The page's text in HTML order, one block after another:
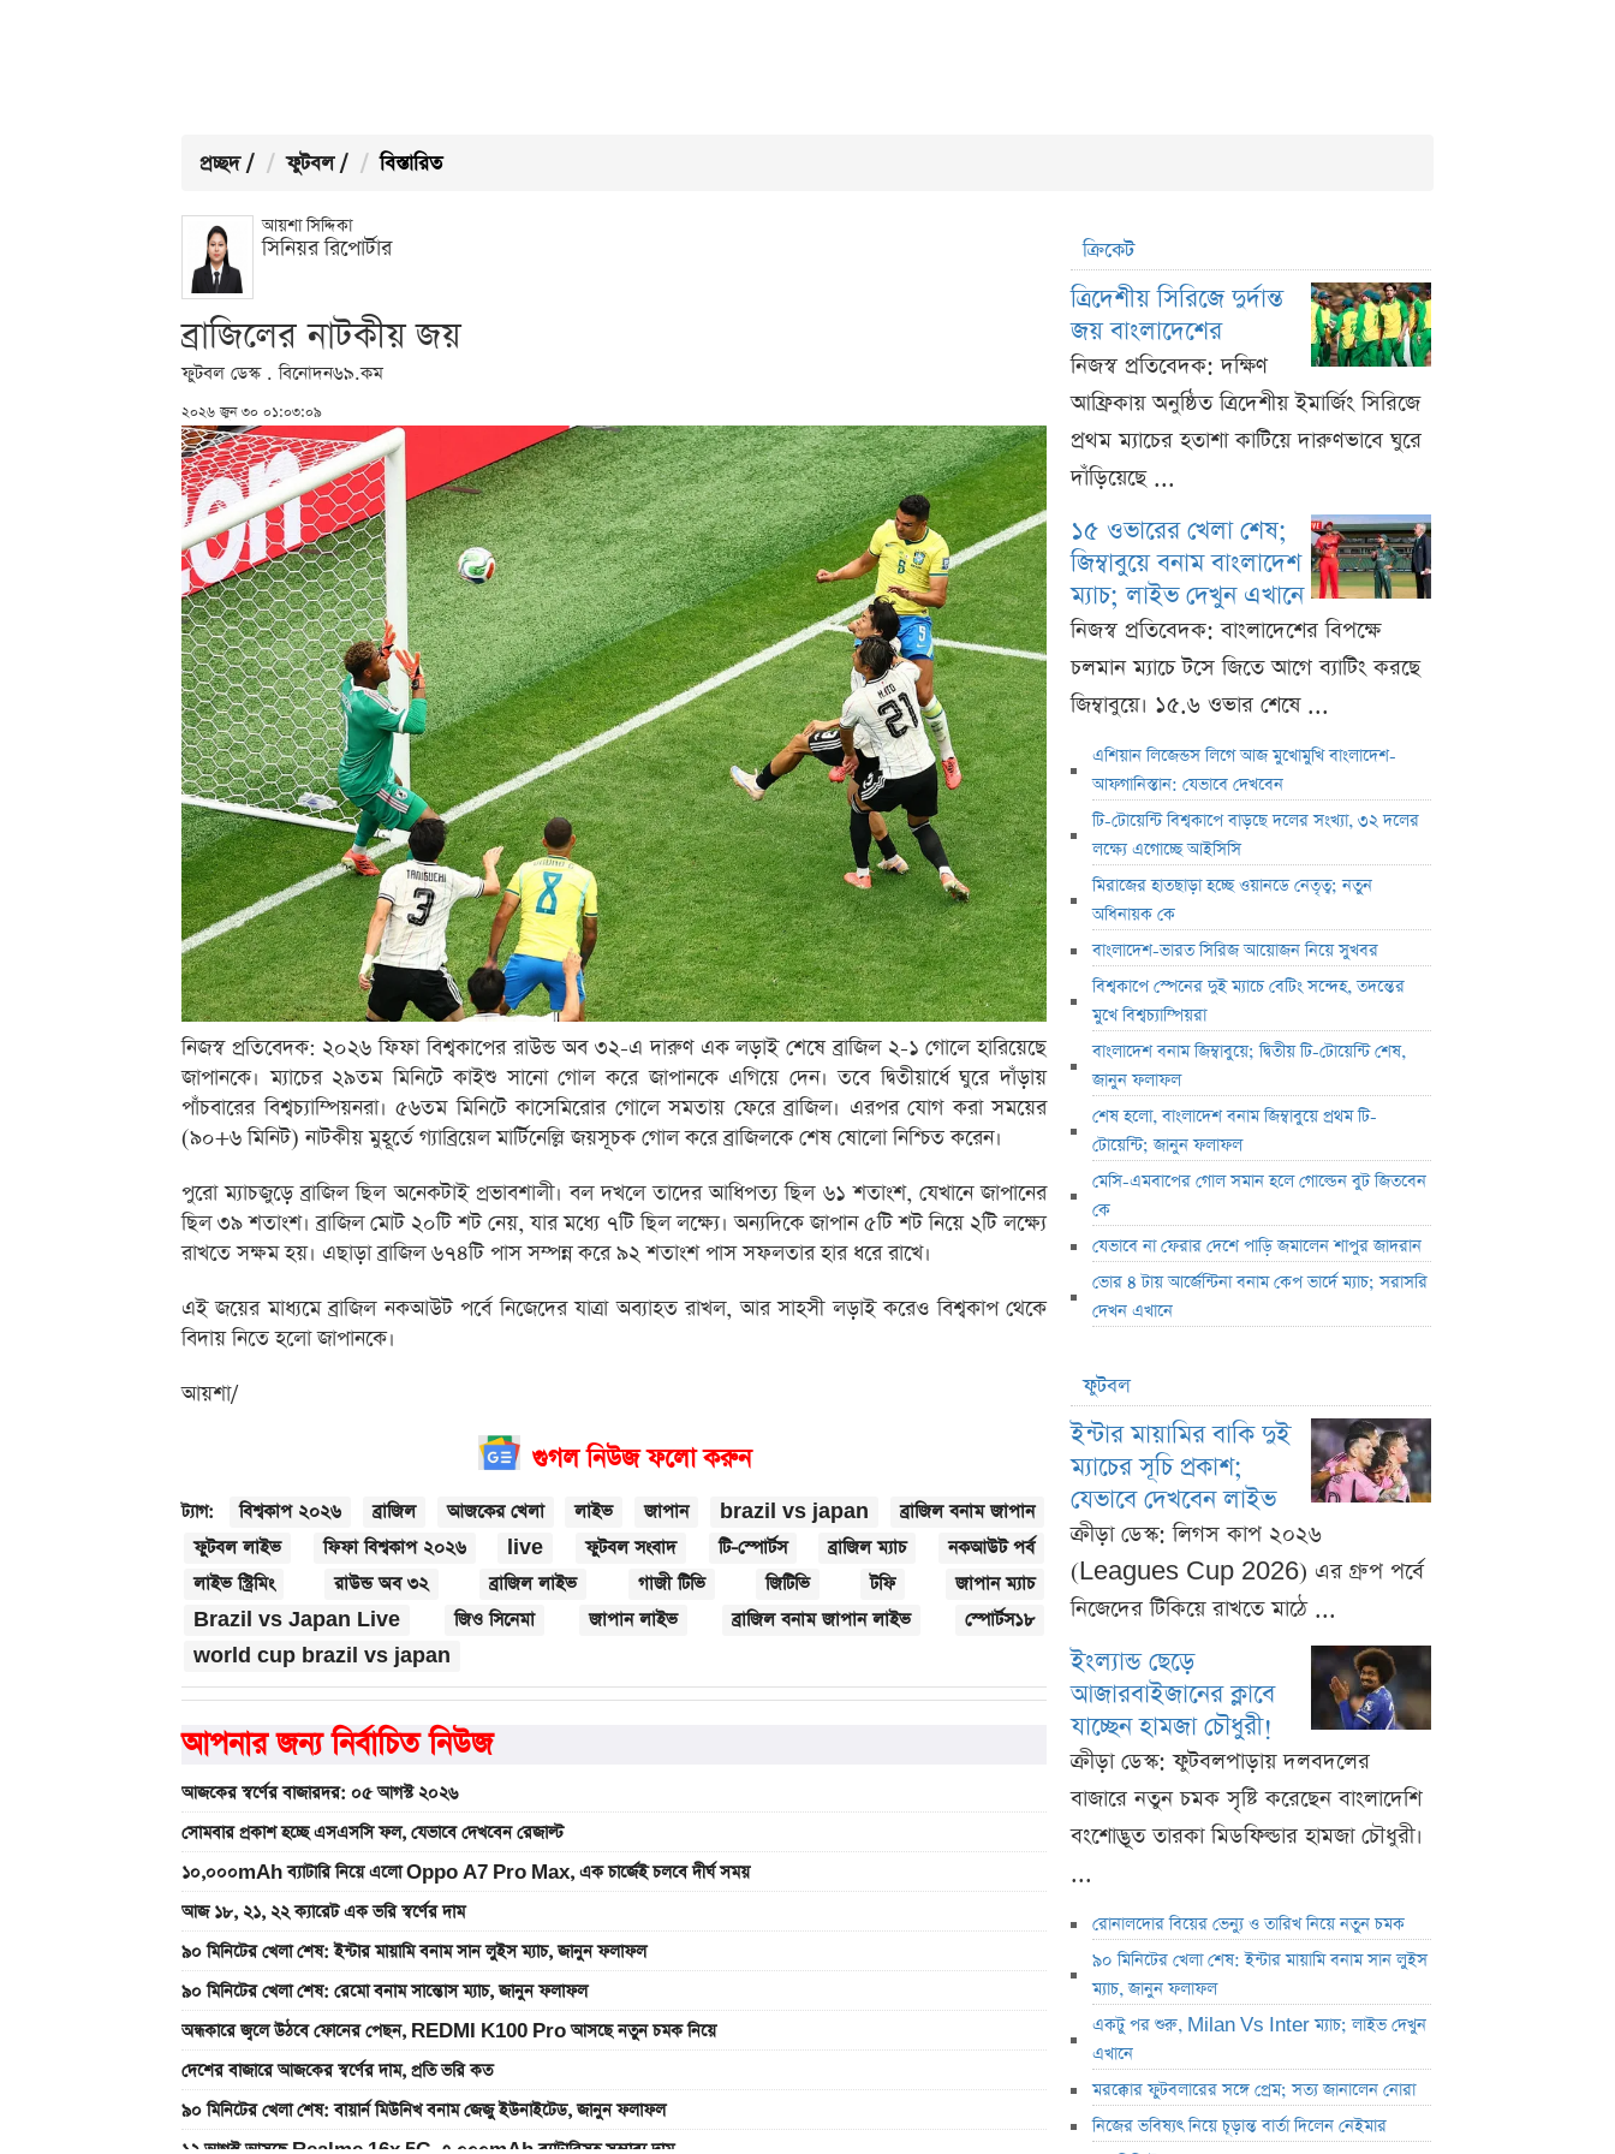
প্রচ্ছদ / ফুটবল / বিস্তারিত
আয়শা সিদ্দিকা
সিনিয়র রিপোর্টার
ব্রাজিলের নাটকীয় জয়
ফুটবল ডেস্ক . বিনোদন৬৯.কম
২০২৬ জুন ৩০ ০১:০৩:০৯
নিজস্ব প্রতিবেদক: ২০২৬ ফিফা বিশ্বকাপের রাউন্ড অব ৩২-এ দারুণ এক লড়াই শেষে ব্রাজিল ২-১ গোলে হারিয়েছে
জাপানকে। ম্যাচের ২৯তম মিনিটে কাইশু সানো গোল করে জাপানকে এগিয়ে দেন। তবে দ্বিতীয়ার্ধে ঘুরে দাঁড়ায়
পাঁচবারের বিশ্বচ্যাম্পিয়নরা। ৫৬তম মিনিটে কাসেমিরোর গোলে সমতায় ফেরে ব্রাজিল। এরপর যোগ করা সময়ের
(৯০+৬ মিনিট) নাটকীয় মুহূর্তে গ্যাব্রিয়েল মার্টিনেল্লি জয়সূচক গোল করে ব্রাজিলকে শেষ ষোলো নিশ্চিত করেন।
পুরো ম্যাচজুড়ে ব্রাজিল ছিল অনেকটাই প্রভাবশালী। বল দখলে তাদের আধিপত্য ছিল ৬১ শতাংশ, যেখানে জাপানের
ছিল ৩৯ শতাংশ। ব্রাজিল মোট ২০টি শট নেয়, যার মধ্যে ৭টি ছিল লক্ষ্যে। অন্যদিকে জাপান ৫টি শট নিয়ে ২টি লক্ষ্যে
রাখতে সক্ষম হয়। এছাড়া ব্রাজিল ৬৭৪টি পাস সম্পন্ন করে ৯২ শতাংশ পাস সফলতার হার ধরে রাখে।
এই জয়ের মাধ্যমে ব্রাজিল নকআউট পর্বে নিজেদের যাত্রা অব্যাহত রাখল, আর সাহসী লড়াই করেও বিশ্বকাপ থেকে
বিদায় নিতে হলো জাপানকে।
আয়শা/
গুগল নিউজ ফলো করুন
ট্যাগ: বিশ্বকাপ ২০২৬ ব্রাজিল আজকের খেলা লাইভ জাপান brazil vs japan
ব্রাজিল বনাম জাপান
ফুটবল লাইভ
ফিফা বিশ্বকাপ ২০২৬ live ফুটবল সংবাদ টি-স্পোর্টস ব্রাজিল ম্যাচ
নকআউট পর্ব
লাইভ স্ট্রিমিং
রাউন্ড অব ৩২ ব্রাজিল লাইভ গাজী টিভি জিটিভি টফি
জাপান ম্যাচ
Brazil vs Japan Live
জিও সিনেমা জাপান লাইভ ব্রাজিল বনাম জাপান লাইভ
স্পোর্টস১৮
world cup brazil vs japan
আপনার জন্য নির্বাচিত নিউজ
আজকের স্বর্ণের বাজারদর: ০৫ আগস্ট ২০২৬
সোমবার প্রকাশ হচ্ছে এসএসসি ফল, যেভাবে দেখবেন রেজাল্ট
১০,০০০mAh ব্যাটারি নিয়ে এলো Oppo A7 Pro Max, এক চার্জেই চলবে দীর্ঘ সময়
আজ ১৮, ২১, ২২ ক্যারেট এক ভরি স্বর্ণের দাম
৯০ মিনিটের খেলা শেষ: ইন্টার মায়ামি বনাম সান লুইস ম্যাচ, জানুন ফলাফল
৯০ মিনিটের খেলা শেষ: রেমো বনাম সান্তোস ম্যাচ, জানুন ফলাফল
অন্ধকারে জ্বলে উঠবে ফোনের পেছন, REDMI K100 Pro আসছে নতুন চমক নিয়ে
দেশের বাজারে আজকের স্বর্ণের দাম, প্রতি ভরি কত
৯০ মিনিটের খেলা শেষ: বায়ার্ন মিউনিখ বনাম জেজু ইউনাইটেড, জানুন ফলাফল
ক্রিকেট
ত্রিদেশীয় সিরিজে দুর্দান্ত
জয় বাংলাদেশের
নিজস্ব প্রতিবেদক: দক্ষিণ
আফ্রিকায় অনুষ্ঠিত ত্রিদেশীয় ইমার্জিং সিরিজে
প্রথম ম্যাচের হতাশা কাটিয়ে দারুণভাবে ঘুরে
দাঁড়িয়েছে ...
১৫ ওভারের খেলা শেষ;
জিম্বাবুয়ে বনাম বাংলাদেশ
ম্যাচ; লাইভ দেখুন এখানে
নিজস্ব প্রতিবেদক: বাংলাদেশের বিপক্ষে
চলমান ম্যাচে টসে জিতে আগে ব্যাটিং করছে
জিম্বাবুয়ে। ১৫.৬ ওভার শেষে ...
এশিয়ান লিজেন্ডস লিগে আজ মুখোমুখি বাংলাদেশ-
আফগানিস্তান: যেভাবে দেখবেন
টি-টোয়েন্টি বিশ্বকাপে বাড়ছে দলের সংখ্যা, ৩২ দলের
লক্ষ্যে এগোচ্ছে আইসিসি
মিরাজের হাতছাড়া হচ্ছে ওয়ানডে নেতৃত্ব; নতুন
অধিনায়ক কে
বাংলাদেশ-ভারত সিরিজ আয়োজন নিয়ে সুখবর
বিশ্বকাপে স্পেনের দুই ম্যাচে বেটিং সন্দেহ, তদন্তের
মুখে বিশ্বচ্যাম্পিয়রা
বাংলাদেশ বনাম জিম্বাবুয়ে; দ্বিতীয় টি-টোয়েন্টি শেষ,
জানুন ফলাফল
শেষ হলো, বাংলাদেশ বনাম জিম্বাবুয়ে প্রথম টি-
টোয়েন্টি; জানুন ফলাফল
মেসি-এমবাপের গোল সমান হলে গোল্ডেন বুট জিতবেন
কে
যেভাবে না ফেরার দেশে পাড়ি জমালেন শাপুর জাদরান
ভোর ৪ টায় আর্জেন্টিনা বনাম কেপ ভার্দে ম্যাচ; সরাসরি
দেখন এখানে
ফুটবল
ইন্টার মায়ামির বাকি দুই
ম্যাচের সূচি প্রকাশ;
যেভাবে দেখবেন লাইভ
ক্রীড়া ডেস্ক: লিগস কাপ ২০২৬
(Leagues Cup 2026) এর গ্রুপ পর্বে
নিজেদের টিকিয়ে রাখতে মাঠে ...
ইংল্যান্ড ছেড়ে
আজারবাইজানের ক্লাবে
যাচ্ছেন হামজা চৌধুরী!
ক্রীড়া ডেস্ক: ফুটবলপাড়ায় দলবদলের
বাজারে নতুন চমক সৃষ্টি করেছেন বাংলাদেশি
বংশোদ্ভূত তারকা মিডফিল্ডার হামজা চৌধুরী।
...
রোনালদোর বিয়ের ভেন্যু ও তারিখ নিয়ে নতুন চমক
৯০ মিনিটের খেলা শেষ: ইন্টার মায়ামি বনাম সান লুইস
ম্যাচ, জানুন ফলাফল
একটু পর শুরু, Milan Vs Inter ম্যাচ; লাইভ দেখুন
এখানে
মরক্কোর ফুটবলারের সঙ্গে প্রেম; সত্য জানালেন নোরা
নিজের ভবিষ্যৎ নিয়ে চূড়ান্ত বার্তা দিলেন নেইমার